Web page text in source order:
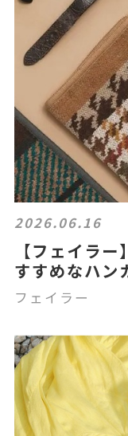
2026.06.16
【フェイラ
すすめなハン
フェイラー